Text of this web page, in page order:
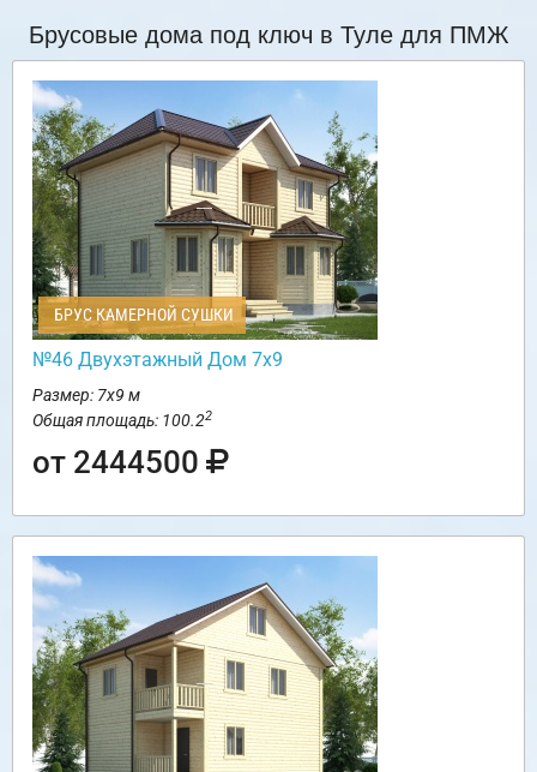
Брусовые дома под ключ в Туле для ПМЖ
БРУС КАМЕРНОЙ СУШКИ
№46 Двухэтажный Дом 7х9
Размер: 7х9 м
Общая площадь: 100.22
от 2444500